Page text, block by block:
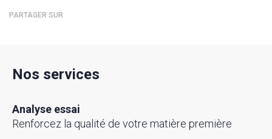
PARTAGER SUR
Nos services
Analyse essai
Renforcez la qualité de votre matière première